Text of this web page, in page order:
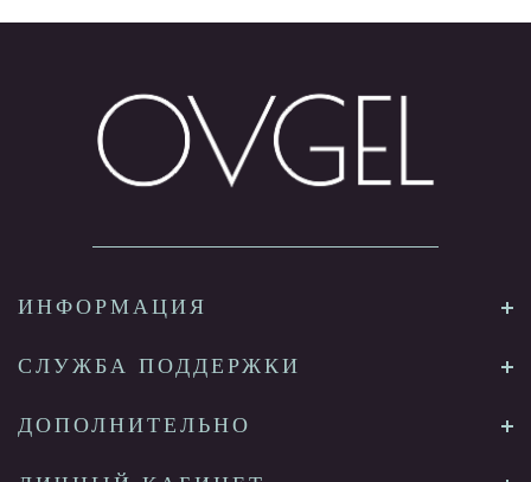
ИНФОРМАЦИЯ
СЛУЖБА ПОДДЕРЖКИ
ДОПОЛНИТЕЛЬНО